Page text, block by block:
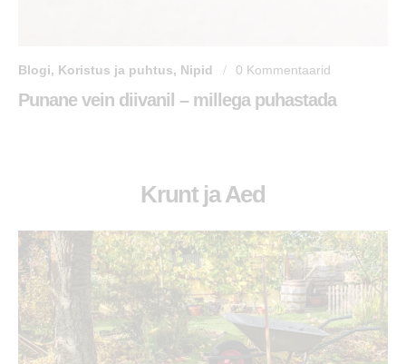
Blogi, Koristus ja puhtus, Nipid 0 Kommentaarid
Punane vein diivanil – millega puhastada
Krunt ja Aed